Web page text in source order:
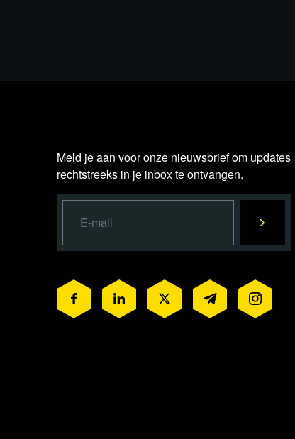
Meld je aan voor onze nieuwsbrief om updates
rechtstreeks in je inbox te ontvangen.